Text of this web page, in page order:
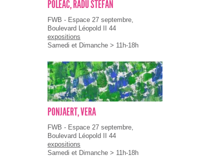
POLEAC, RADU STEFAN
FWB - Espace 27 septembre,
Boulevard Léopold II 44
expositions
Samedi et Dimanche > 11h-18h
PONJAERT, VERA
FWB - Espace 27 septembre,
Boulevard Léopold II 44
expositions
Samedi et Dimanche > 11h-18h